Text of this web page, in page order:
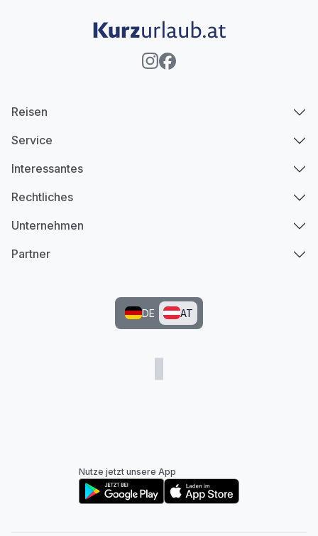
Reisen
Service
Interessantes
Rechtliches
Unternehmen
Partner
DE AT
Nutze jetzt unsere App